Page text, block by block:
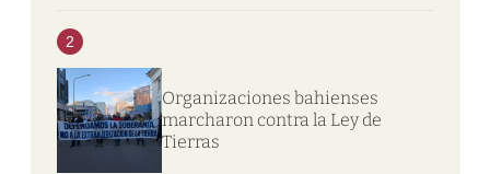
2
Organizaciones bahienses
marcharon contra la Ley de
Tierras